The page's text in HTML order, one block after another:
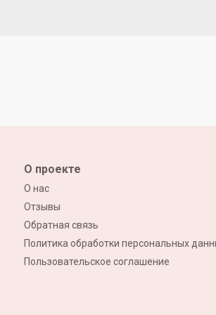
О проекте
О нас
Отзывы
Обратная связь
Политика обработки персональных
Пользовательское соглашение